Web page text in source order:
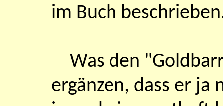
im Buch
Was den
ergänzen, dass er ja